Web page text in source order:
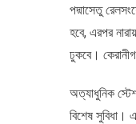
পদ্মাসেতু
হবে, এরপর
ঢুকবে।
অত্যাধুনিক
বিশেষ সুবিধা।